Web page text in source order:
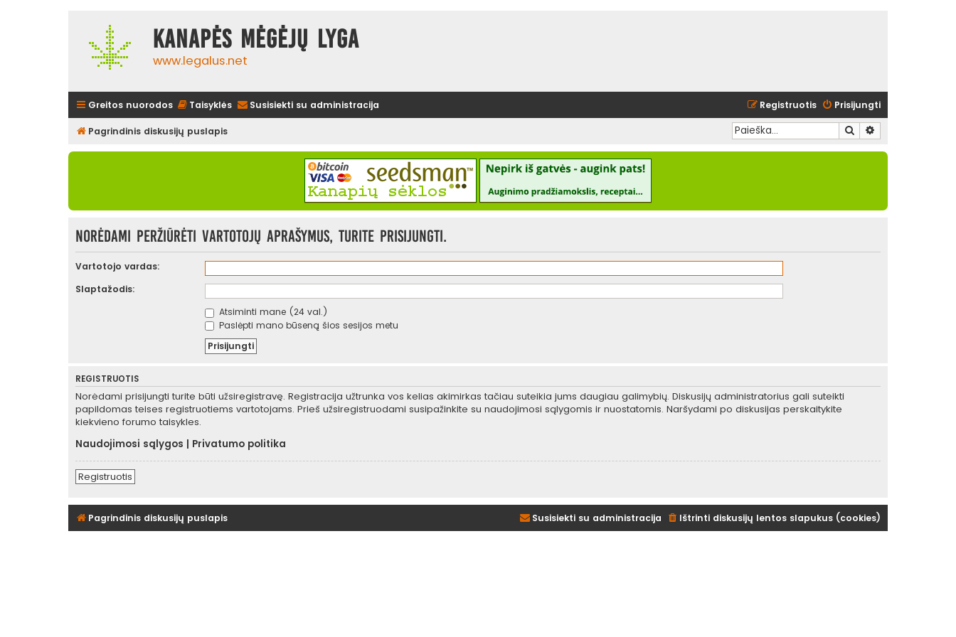
Kanapės mėgėjų lyga
www.legalus.net
Greitos nuorodos Taisyklės Susisiekti su administracija Prisijungti
Registruotis
Pagrindinis diskusijų puslapis Ieškoti
Norėdami peržiūrėti vartotojų aprašymus, turite prisijungti.
Vartotojo vardas:
Slaptažodis:
Atsiminti mane (24 val.)
Paslėpti mano būseną šios sesijos metu
REGISTRUOTIS
Norėdami prisijungti turite būti užsiregistravę. Registracija užtrunka vos kelias akimirkas tačiau suteikia jums daugiau galimybių. Diskusijų administratorius gali suteikti
papildomas teises registruotiems vartotojams. Prieš užsiregistruodami susipažinkite su naudojimosi sąlygomis ir nuostatomis. Naršydami po diskusijas perskaitykite
kiekvieno forumo taisykles.
Naudojimosi sąlygos
Privatumo politika
Registruotis
Pagrindinis diskusijų puslapis Ištrinti diskusijų lentos slapukus (cookies)
Susisiekti su administracija